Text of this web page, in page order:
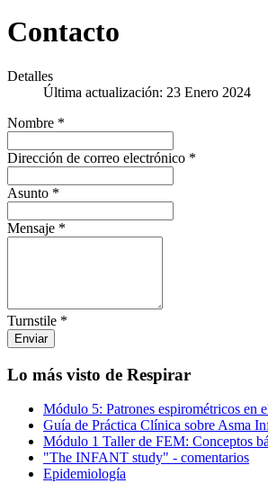
Contacto
Detalles
Última actualización: 23 Enero 2024
Nombre *
Dirección de correo electrónico *
Asunto *
Mensaje *
Turnstile *
Enviar
Lo más visto de Respirar
Módulo 5: Patrones espirométricos en
Guía de Práctica Clínica sobre Asma
Módulo 1 Taller de FEM: Conceptos
"The INFANT study" - comentarios
Epidemiología